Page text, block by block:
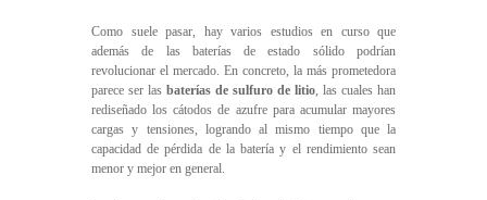
Como suele pasar, hay varios estudios en curso que
además de las baterías de estado sólido podrían
revolucionar el mercado. En concreto, la más prometedora
parece ser las baterías de sulfuro de litio, las cuales han
rediseñado los cátodos de azufre para acumular mayores
cargas y tensiones, logrando al mismo tiempo que la
capacidad de pérdida de la batería y el rendimiento sean
menor y mejor en general.